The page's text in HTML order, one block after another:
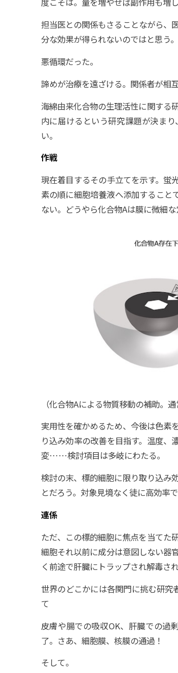
担当医との関係もさることながら、
分な効果が得られないのではと思う。
悪循環だった。
諦めが治療を遠ざける。関係者が相
海綿由来化合物の生理活性に関する
内に届けるという研究課題が決ま
い。
作戦
現在着目するその手立てを示す。蛍
素の順に細胞培養液へ添加すること
ない。どうやら化合物Aは膜に微細
（化合物Aによる物質移動の補助。
実用性を確かめるため、今後は色素
り込み効率の改善を目指す。温度
変……検討項目は多岐にわたる。
検討の末、標的細胞に限り取り込み
とだろう。対象見境なく徒に高効率
連係
ただ、この標的細胞に焦点を当てた
細胞それ以前に成分は意図しない器
く前途で肝臓にトラップされ解毒さ
世界のどこかには各関門に挑む研究
て――
皮膚や腸での吸収――OK、肝臓での
了。さあ、細胞膜、核膜の通過――！
そして。